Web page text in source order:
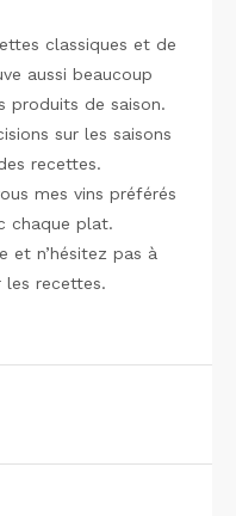
classiques et de
aussi beaucoup
produits de saison.
sur les saisons
recettes.
mes vins préférés
chaque plat.
et n’hésitez pas à
recettes.